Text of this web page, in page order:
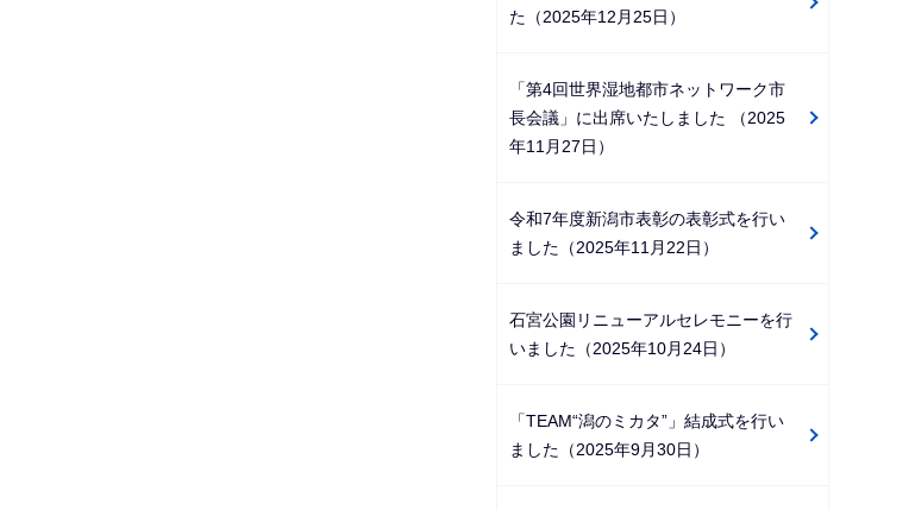
た（2025年12月25日）
「第4回世界湿地都市ネットワーク市
長会議」に出席いたしました （2025
年11月27日）
令和7年度新潟市表彰の表彰式を行い
ました（2025年11月22日）
石宮公園リニューアルセレモニーを行
いました（2025年10月24日）
「TEAM“潟のミカタ”」結成式を行い
ました（2025年9月30日）